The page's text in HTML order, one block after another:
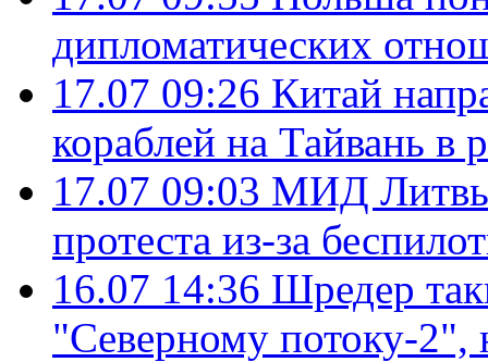
дипломатических
17.07 09:26 Китай
кораблей на Тайвань в
17.07 09:03 МИД Литвы
протеста из-за
16.07 14:36 Шредер
"Северному потоку-2",